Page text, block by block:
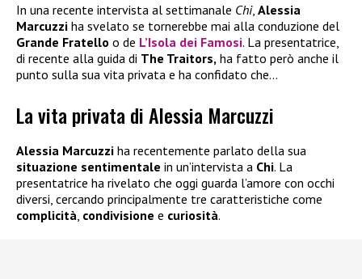
In una recente intervista al settimanale Chi, Alessia
Marcuzzi ha svelato se tornerebbe mai alla conduzione del
Grande Fratello o de L’Isola dei Famosi. La presentatrice,
di recente alla guida di The Traitors, ha fatto però anche il
punto sulla sua vita privata e ha confidato che…
La vita privata di Alessia Marcuzzi
Alessia Marcuzzi ha recentemente parlato della sua
situazione sentimentale in un’intervista a Chi. La
presentatrice ha rivelato che oggi guarda l’amore con occhi
diversi, cercando principalmente tre caratteristiche come
complicità, condivisione e curiosità.